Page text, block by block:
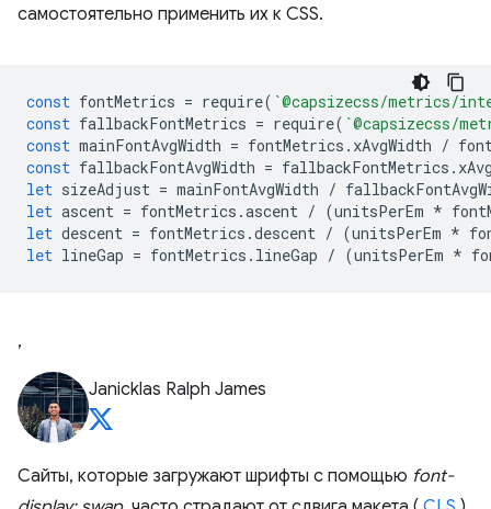
самостоятельно применить их к CSS.
const fontMetrics = require( `@capsizecss/metrics/
const fallbackFontMetrics = require( `@capsizecss/
const mainFontAvgWidth = fontMetrics . xAvgWidth /
const fallbackFontAvgWidth = fallbackFontMetrics .
let sizeAdjust = mainFontAvgWidth /
let ascent = fontMetrics .ascent / (unitsPerEm *
let descent = fontMetrics .descent / (unitsPerEm *
let lineGap = fontMetrics . lineGap / (unitsPerEm *
,
Janicklas Ralph James
Сайты, которые загружают шрифты с помощью font-